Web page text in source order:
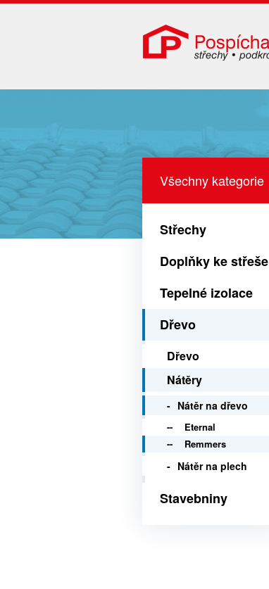
Všechny kategorie
Střechy
Doplňky ke střeše
Tepelné izolace
Dřevo
Dřevo
Nátěry
Nátěr na dřevo
Eternal
Remmers
Nátěr na plech
Stavebniny